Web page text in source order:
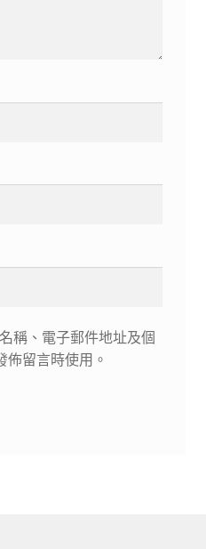
稱、電子郵件地址及個
佈留言時使用。